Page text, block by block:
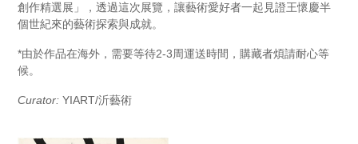
創作精選展」，透過這次展覽，讓藝術愛好者一起見證王懷慶半
個世紀來的藝術探索與成就。
*由於作品在海外，需要等待2-3周運送時間，購藏者煩請耐心等
候。
Curator: YIART/沂藝術